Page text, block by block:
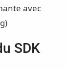
avec
SDK